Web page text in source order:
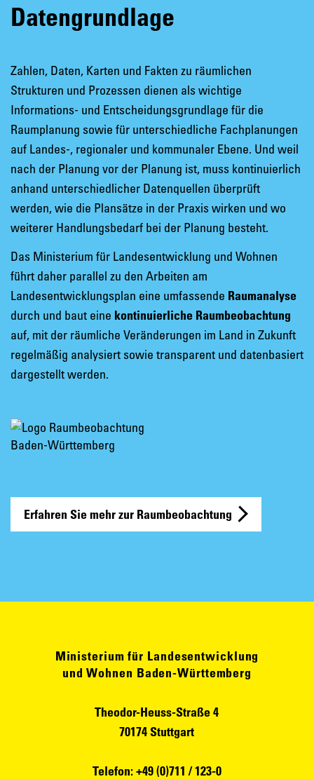
Datengrundlage
Zahlen, Daten, Karten und Fakten zu räumlichen
Strukturen und Prozessen dienen als wichtige
Informations- und Entscheidungsgrundlage für die
Raumplanung sowie für unterschiedliche Fachplanungen
auf Landes-, regionaler und kommunaler Ebene. Und weil
nach der Planung vor der Planung ist, muss kontinuierlich
anhand unterschiedlicher Datenquellen überprüft
werden, wie die Plansätze in der Praxis wirken und wo
weiterer Handlungsbedarf bei der Planung besteht.
Das Ministerium für Landesentwicklung und Wohnen
führt daher parallel zu den Arbeiten am
Landesentwicklungsplan eine umfassende Raumanalyse
durch und baut eine kontinuierliche Raumbeobachtung
auf, mit der räumliche Veränderungen im Land in Zukunft
regelmäßig analysiert sowie transparent und datenbasiert
dargestellt werden.
Erfahren Sie mehr zur Raumbeobachtung
Ministerium für Landesentwicklung
und Wohnen Baden-Württemberg
Theodor-Heuss-Straße 4
70174 Stuttgart
Telefon: +49 (0)711 / 123-0